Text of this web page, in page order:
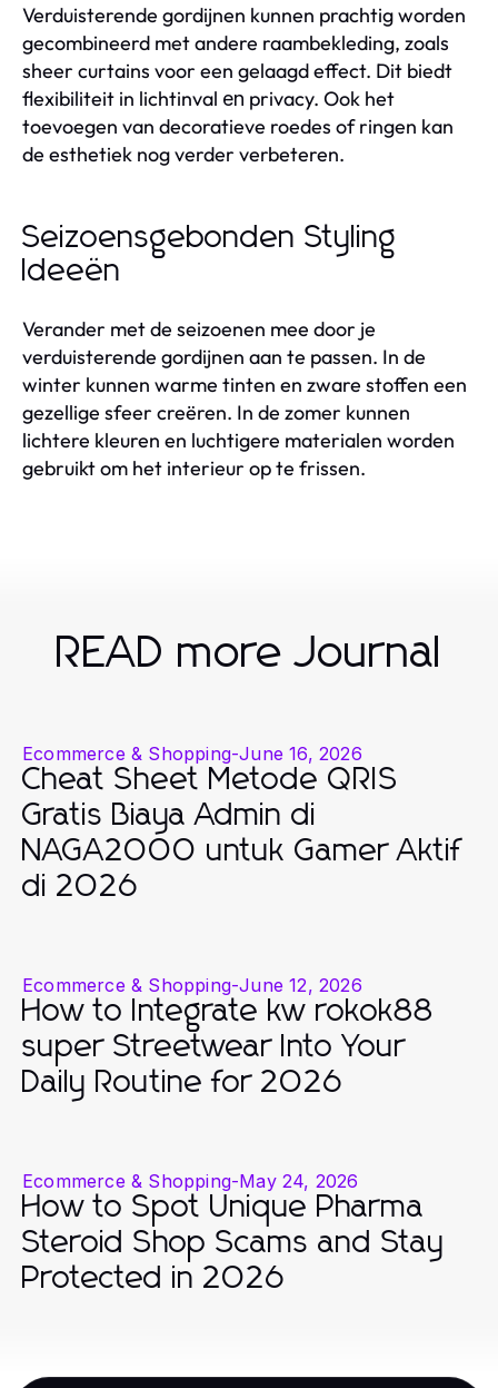
Verduisterende gordijnen kunnen prachtig worden
gecombineerd met andere raambekleding, zoals
sheer curtains voor een gelaagd effect. Dit biedt
flexibiliteit in lichtinval en privacy. Ook het
toevoegen van decoratieve roedes of ringen kan
de esthetiek nog verder verbeteren.
Seizoensgebonden Styling
Ideeën
Verander met de seizoenen mee door je
verduisterende gordijnen aan te passen. In de
winter kunnen warme tinten en zware stoffen een
gezellige sfeer creëren. In de zomer kunnen
lichtere kleuren en luchtigere materialen worden
gebruikt om het interieur op te frissen.
READ more Journal
Ecommerce & Shopping-June 16, 2026
Cheat Sheet Metode QRIS
Gratis Biaya Admin di
NAGA2000 untuk Gamer Aktif
di 2026
Ecommerce & Shopping-June 12, 2026
How to Integrate kw rokok88
super Streetwear Into Your
Daily Routine for 2026
Ecommerce & Shopping-May 24, 2026
How to Spot Unique Pharma
Steroid Shop Scams and Stay
Protected in 2026